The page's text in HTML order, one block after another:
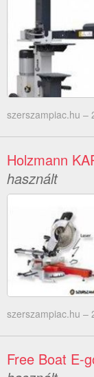
szerszampiac.hu –
Holzmann
használt
szerszampiac.hu –
Free Boat E-